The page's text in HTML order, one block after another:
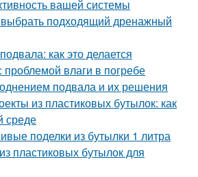
вашей системы
выбрать подходящий дренажный
как это делается
проблемой влаги в погребе
подвала и их решения
из пластиковых бутылок: как
среде
поделки из бутылки 1 литра
пластиковых бутылок для